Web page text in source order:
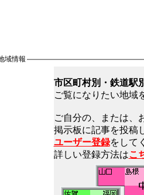
域情報
市区町村別・鉄道駅
ご覧になりたい地域
ご自分の、または、
ユーザー登録をして
詳しい登録方法はこ